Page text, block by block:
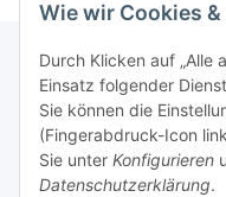
Wie wir Cookies
Durch Klicken auf „Alle
Einsatz folgender
Sie können die
(Fingerabdruck-Icon
Sie unter Konfigurieren
Datenschutzerklärung.
Informationen
Gesetzliche